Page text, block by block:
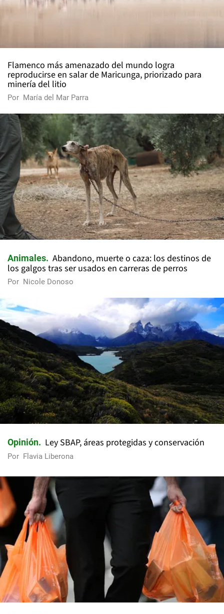
Flamenco más amenazado del mundo logra
reproducirse en salar de Maricunga, priorizado para
minería del litio
Por María del Mar Parra
Animales
Abandono, muerte o caza: los destinos de
los galgos tras ser usados en carreras de perros
Por Nicole Donoso
Opinión Ley SBAP, áreas protegidas y conservación
Por Flavia Liberona